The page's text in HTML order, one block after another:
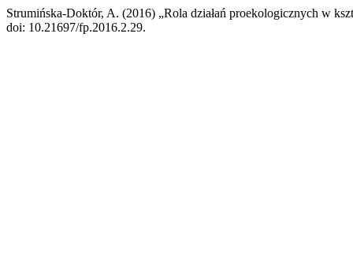
Strumińska-Doktór, A. (2016) „Rola działań proekologicznych w
doi: 10.21697/fp.2016.2.29.